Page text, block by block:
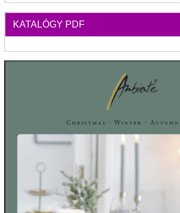
KATALÓGY PDF